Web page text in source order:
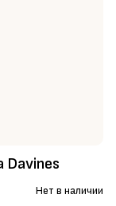
Davines
Нет в наличии